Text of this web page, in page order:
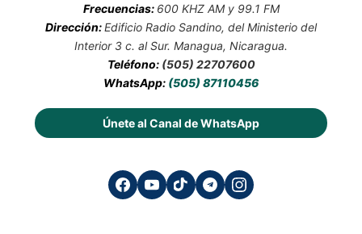
Frecuencias: 600 KHZ AM y 99.1 FM
Dirección:Edificio Radio Sandino, del Ministerio del
Interior 3 c. al Sur. Managua, Nicaragua.
Teléfono: (505) 22707600
WhatsApp: (505) 87110456
Únete al Canal de WhatsApp